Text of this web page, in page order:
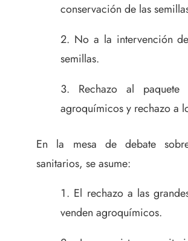
conservación de las
No a la intervención
semillas.
Rechazo al
agroquímicos y rechazo a
En la mesa de debate
sanitarios, se asume:
El rechazo a las
venden agroquímicos.